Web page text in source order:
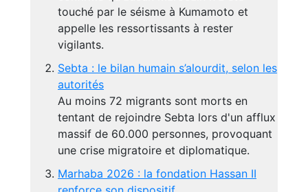
touché par le séisme à Kumamoto et
appelle les ressortissants à rester
vigilants.
Sebta : le bilan humain s’alourdit, selon les
autorités
Au moins 72 migrants sont morts en
tentant de rejoindre Sebta lors d'un afflux
massif de 60.000 personnes, provoquant
une crise migratoire et diplomatique.
Marhaba 2026 : la fondation Hassan II